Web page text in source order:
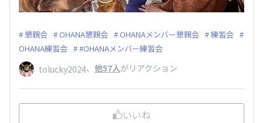
懇親会 OHANA懇親会 OHANAメンバー懇親会
練習会
OHANA練習会
#OHANAメンバー練習会
tolucky2024、 他57人がリアクション
いいね